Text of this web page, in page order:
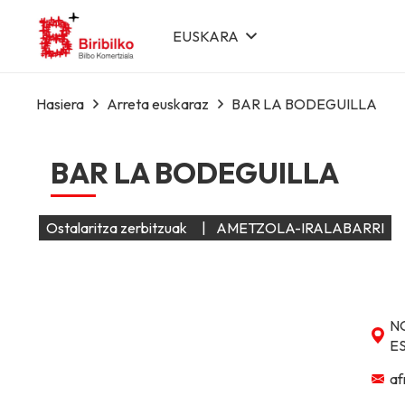
EUSKARA
Hasiera Arreta euskaraz BAR LA BODEGUILLA
BAR LA BODEGUILLA
Ostalaritza zerbitzuak | AMETZOLA-IRALABARRI